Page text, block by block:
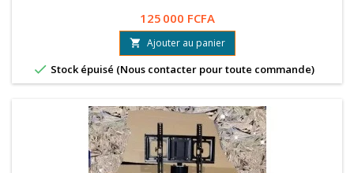
125 000 FCFA
 Ajouter au panier
 Stock épuisé (Nous contacter pour toute commande)